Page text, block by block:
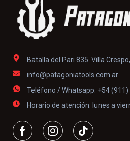
Batalla del Pari 835. Villa Crespo,
info@patagoniatools.com.ar
Teléfono / Whatsapp: +54
Horario de atención: lunes a